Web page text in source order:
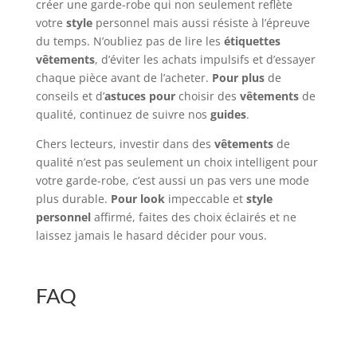
créer une garde-robe qui non seulement reflète
votre stylepersonnel mais aussi résiste à l’épreuve
du temps. N’oubliez pas de lire les étiquettes
vêtements, d’éviter les achats impulsifs et d’essayer
chaque pièce avant de l’acheter. Pour plusde
conseils et d’astuces pourchoisir des vêtementsde
qualité, continuez de suivre nos guides.
Chers lecteurs, investir dans des vêtementsde
qualité n’est pas seulement un choix intelligent pour
votre garde-robe, c’est aussi un pas vers une mode
plus durable. Pour lookimpeccable et style
personnelaffirmé, faites des choix éclairés et ne
laissez jamais le hasard décider pour vous.
FAQ